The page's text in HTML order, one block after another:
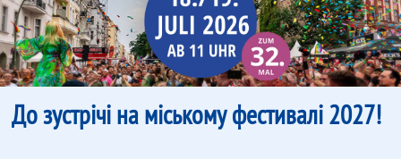
До зустрічі на міському фестивалі 2027!